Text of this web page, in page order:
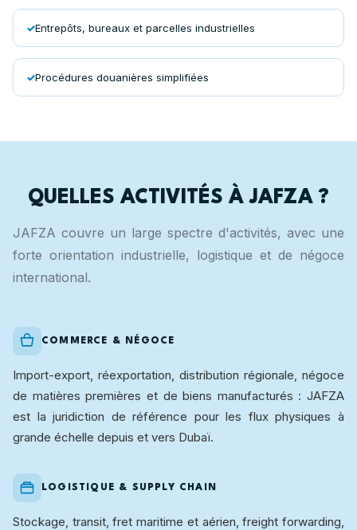
Entrepôts, bureaux et parcelles industrielles
Procédures douanières simplifiées
QUELLES ACTIVITÉS À JAFZA ?
JAFZA couvre un large spectre d'activités, avec une
forte orientation industrielle, logistique et de négoce
international.
COMMERCE & NÉGOCE
Import-export, réexportation, distribution régionale, négoce
de matières premières et de biens manufacturés : JAFZA
est la juridiction de référence pour les flux physiques à
grande échelle depuis et vers Dubaï.
LOGISTIQUE & SUPPLY CHAIN
Stockage, transit, fret maritime et aérien, freight forwarding,